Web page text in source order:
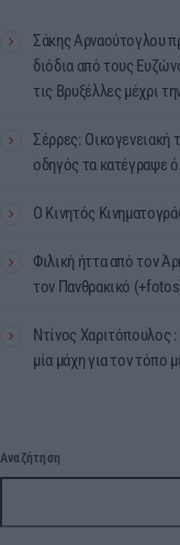
Σάκης Αρναούτογλου
διόδια από τους
τις Βρυξέλλες μέχρι
Σέρρες: Οικογενειακή
οδηγός τα κατέγραψε
Ο Κινητός
Φιλική ήττα από τον
τον Πανθρακικό
Ντίνος Χαριτόπουλος
μία μάχη για τον τόπο
Αναζήτηση